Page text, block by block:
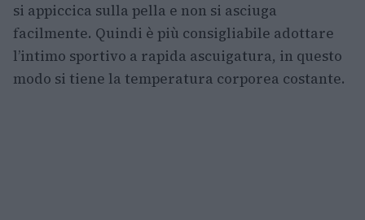
si appiccica sulla pella e non si asciuga
facilmente. Quindi è più consigliabile adottare
l’intimo sportivo a rapida ascuigatura, in questo
modo si tiene la temperatura corporea costante.